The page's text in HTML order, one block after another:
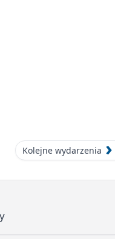
Kolejne wydarzenia